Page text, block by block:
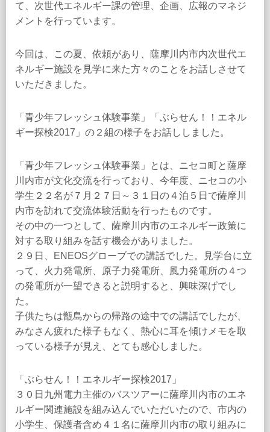
て、次世代エネルギー課の管理、企画、広報のマネジ
メントを行っています。
今回は、この夏、依頼があり、薩摩川内市内次世代エ
ネルギー施設を見学に来た方々のことをお話しさせて
いただきました。
「青少年フレッシュ体験事業」「ぶらせん！！エネル
ギー探検2017」の２組の様子をお話ししました。
「青少年フレッシュ体験事業」とは、ニセコ町と薩摩
川内市が文化交流を行っており、今年度、ニセコの小
学生２２名が７月２７日～３１日の４泊５日で薩摩川
内市を訪れて交流体験活動を行ったものです。
その中の一つとして、薩摩川内市のエネルギー政策に
対する取り組みを話す機会がありました。
２９日、ENEOSグローブでの講話でした。見学台に立
って、火力発電所、原子力発電所、風力発電所の４つ
の発電所が一望できると説明すると、興味深げでし
た。
子供たちは甑島からの帰路の途中での講話でしたが、
みなさん疲れた様子もなく、熱心に耳を傾けメモを取
っている様子が見え、とても感心しました。
「ぶらせん！！エネルギー探検2017」
３０日九州電力主催のバスツアーに薩摩川内市のエネ
ルギー関連施設を組み込んでいただいたので、市内の
小学生、保護者含め４１名に薩摩川内市の取り組みに